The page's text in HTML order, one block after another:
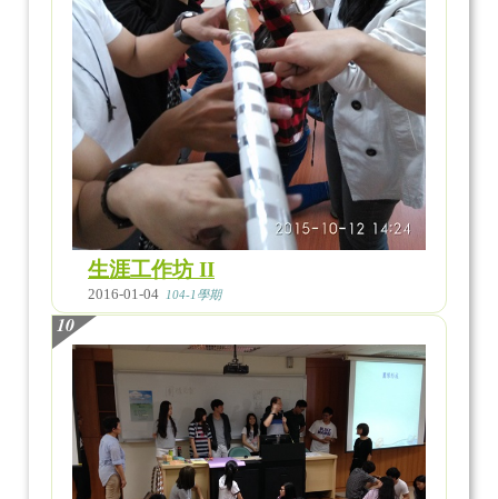
生涯工作坊 II
2016-01-04 104-1學期
10